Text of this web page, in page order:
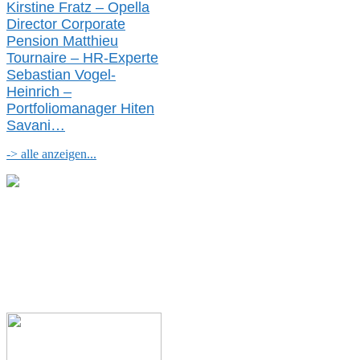
Kirstine Fratz – Opella
Director Corporate
Pension Matthieu
Tournaire – HR-Experte
Sebastian Vogel-
Heinrich –
Portfoliomanager Hiten
Savani…
-> alle anzeigen...